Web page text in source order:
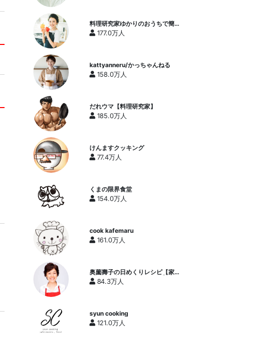
料理研究家ゆかりのおうちで簡単
レシピ / Yukari's Kitchen
177.0万人
kattyanneru/かっちゃんねる
158.0万人
だれウマ【料理研究家】
185.0万人
けんますクッキング
77.4万人
くまの限界食堂
154.0万人
cook kafemaru
161.0万人
奥薗壽子の日めくりレシピ【家庭
料理研究家公式チャンネル】
84.3万人
syun cooking
121.0万人